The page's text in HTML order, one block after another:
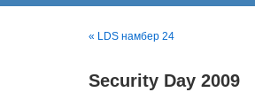
« LDS намбер 24
Security Day 2009